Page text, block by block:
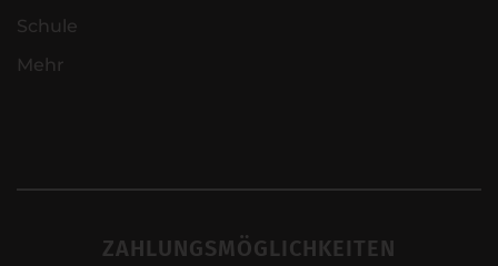
Schule
Mehr
ZAHLUNGSMÖGLICHKEITEN